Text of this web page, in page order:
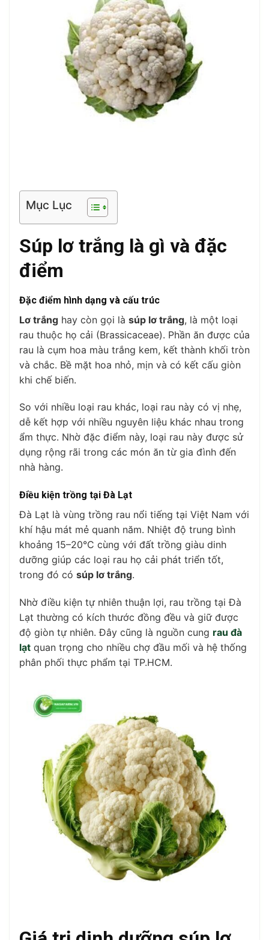
Mục Lục
Súp lơ trắng là gì và đặc
điểm
Đặc điểm hình dạng và cấu trúc
Lơ trắng hay còn gọi là súp lơ trắng, là một loại
rau thuộc họ cải (Brassicaceae). Phần ăn được của
rau là cụm hoa màu trắng kem, kết thành khối tròn
và chắc. Bề mặt hoa nhỏ, mịn và có kết cấu giòn
khi chế biến.
So với nhiều loại rau khác, loại rau này có vị nhẹ,
dễ kết hợp với nhiều nguyên liệu khác nhau trong
ẩm thực. Nhờ đặc điểm này, loại rau này được sử
dụng rộng rãi trong các món ăn từ gia đình đến
nhà hàng.
Điều kiện trồng tại Đà Lạt
Đà Lạt là vùng trồng rau nổi tiếng tại Việt Nam với
khí hậu mát mẻ quanh năm. Nhiệt độ trung bình
khoảng 15–20°C cùng với đất trồng giàu dinh
dưỡng giúp các loại rau họ cải phát triển tốt,
trong đó có súp lơ trắng.
Nhờ điều kiện tự nhiên thuận lợi, rau trồng tại Đà
Lạt thường có kích thước đồng đều và giữ được
độ giòn tự nhiên. Đây cũng là nguồn cung rau đà
lạt quan trọng cho nhiều chợ đầu mối và hệ thống
phân phối thực phẩm tại TP.HCM.